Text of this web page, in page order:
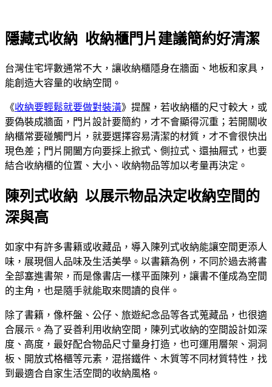
隱藏式收納 收納櫃門片建議簡約好清潔
台灣住宅坪數通常不大，讓收納櫃隱身在牆面、地板和家具，
能創造大容量的收納空間。
《收納要輕鬆就要做對裝潢》提醒，若收納櫃的尺寸較大，或
要偽裝成牆面，門片設計要簡約，才不會顯得沉重；若開關收
納櫃常要碰觸門片，就要選擇容易清潔的材質，才不會很快出
現色差；門片開闔方向要採上掀式、側拉式、還抽屜式，也要
結合收納櫃的位置、大小、收納物品等加以考量再決定。
陳列式收納 以展示物品決定收納空間的
深與高
如家中有許多書籍或收藏品，導入陳列式收納能讓空間更添人
味，展現個人品味及生活美學。以書籍為例，不同於過去將書
全部塞進書架，而是像書店一樣平面陳列，讓書不僅成為空間
的主角，也是隨手就能取來閱讀的良伴。
除了書籍，像杯盤、公仔、旅遊紀念品等各式蒐藏品，也很適
合展示。為了妥善利用收納空間，陳列式收納的空間設計如深
度、高度，最好配合物品尺寸量身打造，也可運用層架、洞洞
板、開放式格櫃等元素，混搭鐵件、木質等不同材質特性，找
到最適合自家生活空間的收納風格。